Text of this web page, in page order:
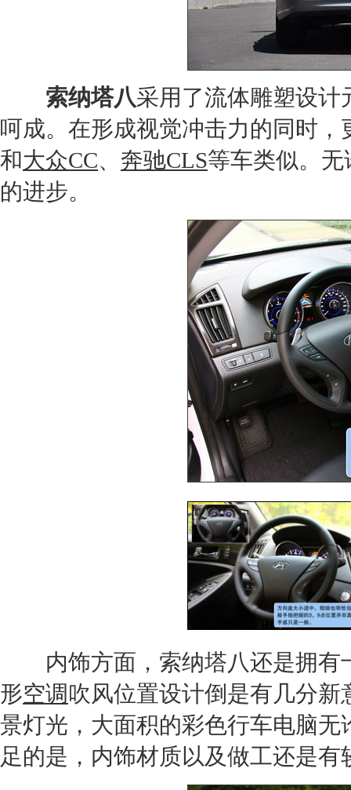
索纳塔八采用了流体雕塑设计
呵成。在形成视觉冲击力的同时，
和大众CC、 奔驰CLS等车类似。
的进步。
内饰方面， 索纳塔八还是拥有
形空调 吹风位置设计倒是有几分
景灯光，大面积的彩色行车电脑
足的是，内饰材质以及做工还是有